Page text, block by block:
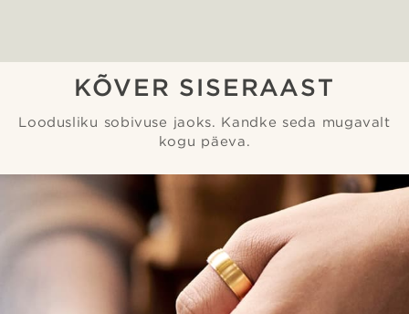
KÕVER SISERAAST
Loodusliku sobivuse jaoks. Kandke seda mugavalt
kogu päeva.